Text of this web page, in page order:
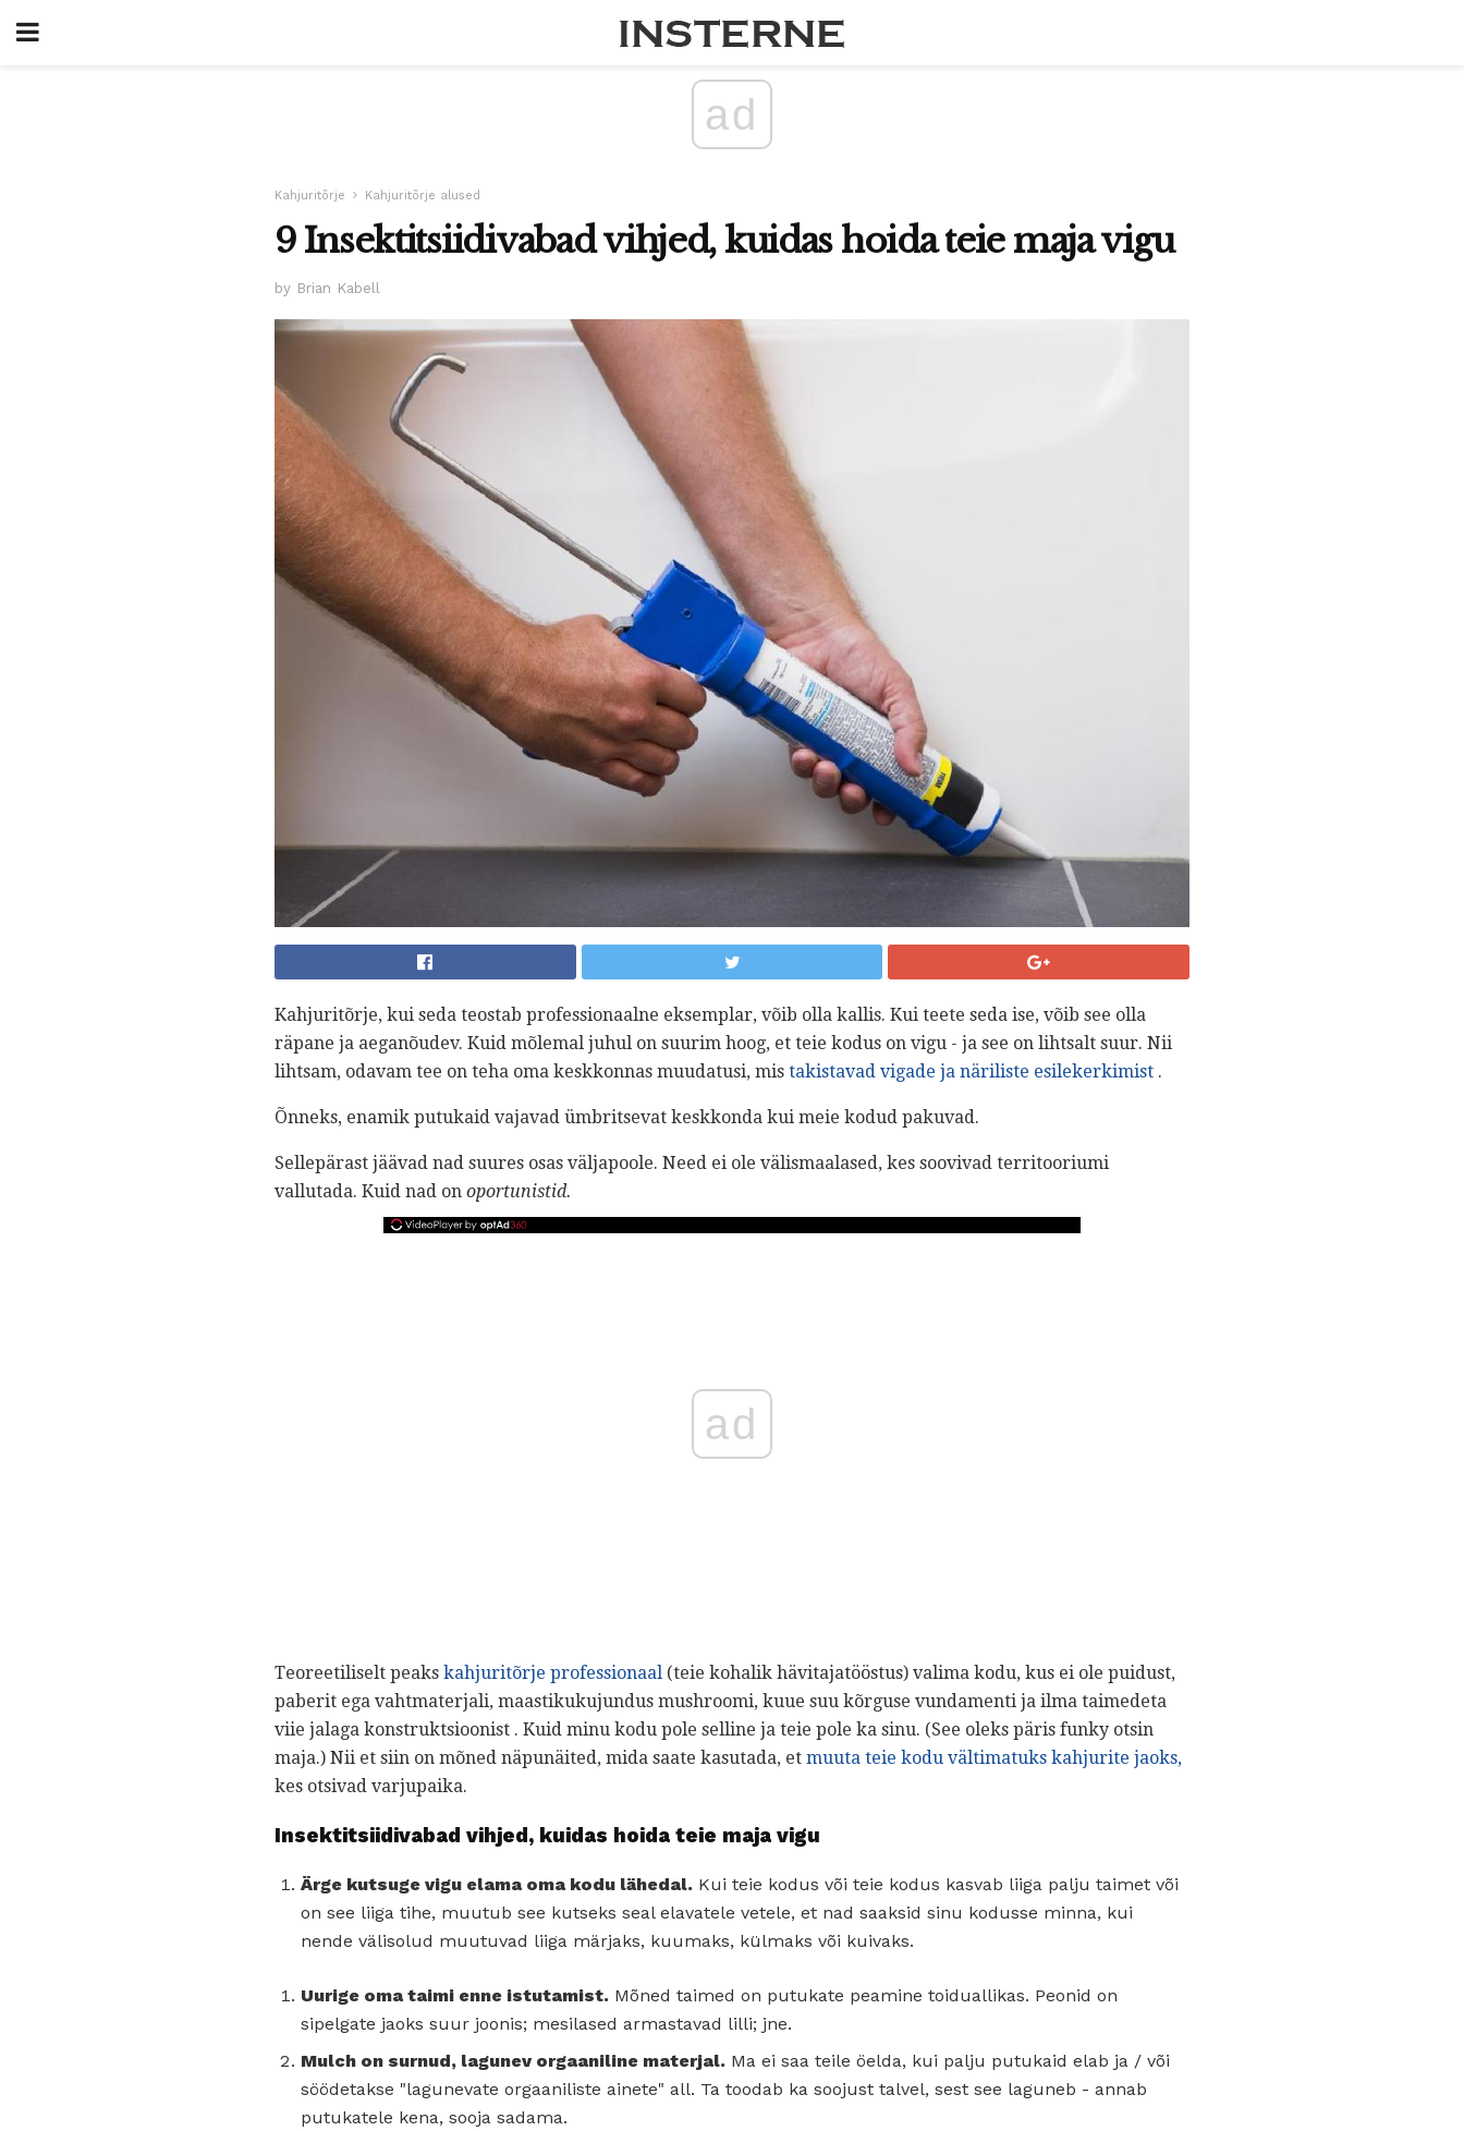
ad
Kahjuritõrje Kahjuritõrje alused
9 Insektitsiidivabad vihjed, kuidas hoida teie maja vigu
by Brian Kabell
Kahjuritõrje, kui seda teostab professionaalne eksemplar, võib olla kallis. Kui teete seda ise, võib see olla
räpane ja aeganõudev. Kuid mõlemal juhul on suurim hoog, et teie kodus on vigu - ja see on lihtsalt suur. Nii
lihtsam, odavam tee on teha oma keskkonnas muudatusi, mis takistavad vigade ja näriliste esilekerkimist .
Õnneks, enamik putukaid vajavad ümbritsevat keskkonda kui meie kodud pakuvad.
Sellepärast jäävad nad suures osas väljapoole. Need ei ole välismaalased, kes soovivad territooriumi
vallutada. Kuid nad on oportunistid.
ad
Teoreetiliselt peaks kahjuritõrje professionaal (teie kohalik hävitajatööstus) valima kodu, kus ei ole puidust,
paberit ega vahtmaterjali, maastikukujundus mushroomi, kuue suu kõrguse vundamenti ja ilma taimedeta
viie jalaga konstruktsioonist . Kuid minu kodu pole selline ja teie pole ka sinu. (See oleks päris funky otsin
maja.) Nii et siin on mõned näpunäited, mida saate kasutada, et muuta teie kodu vältimatuks kahjurite jaoks,
kes otsivad varjupaika.
Insektitsiidivabad vihjed, kuidas hoida teie maja vigu
Ärge kutsuge vigu elama oma kodu lähedal. Kui teie kodus või teie kodus kasvab liiga palju taimet või
on see liiga tihe, muutub see kutseks seal elavatele vetele, et nad saaksid sinu kodusse minna, kui
nende välisolud muutuvad liiga märjaks, kuumaks, külmaks või kuivaks.
Uurige oma taimi enne istutamist. Mõned taimed on putukate peamine toiduallikas. Peonid on
sipelgate jaoks suur joonis; mesilased armastavad lilli; jne.
Mulch on surnud, lagunev orgaaniline materjal. Ma ei saa teile öelda, kui palju putukaid elab ja / või
söödetakse "lagunevate orgaaniliste ainete" all. Ta toodab ka soojust talvel, sest see laguneb - annab
putukatele kena, sooja sadama.